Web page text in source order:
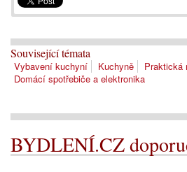
Související témata
Vybavení kuchyní Kuchyně
Praktická
Domácí spotřebiče a elektronika
BYDLENÍ.CZ